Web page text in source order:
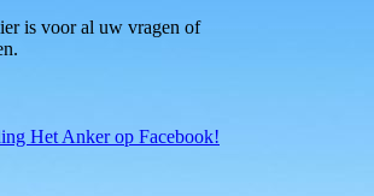
is voor al uw vragen of
Het Anker op Facebook!